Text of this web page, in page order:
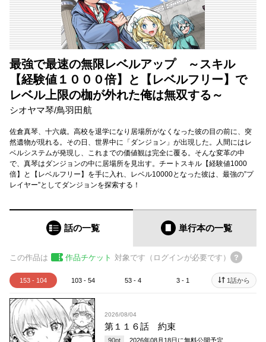
最強で最速の無限レベルアップ ～スキル
【経験値１０００倍】と【レベルフリー】で
レベル上限の枷が外れた俺は無双する～
シオヤマ琴/鳥羽田航
佐倉真琴、十六歳。高校を退学になり居場所がなくなった彼の目の前に、突
然遺物が現れる。その日、世界中に「ダンジョン」が出現した。人間にはレ
ベルシステムが発現し、これまでの価値観は完全に覆る。そんな変革の中
で、真琴はダンジョンの中に居場所を見出す。チートスキル【経験値1000
倍】と【レベルフリー】を手に入れ、レベル10000となった彼は、最強の”プ
レイヤー”としてダンジョンを探索する！
話の一覧 単行本の一覧
この作品は 作品チケット 対象です（ログインが必要です）
153 - 104 103 - 54 53 - 4 3 - 1 1話から
2026/08/04
第１１６話 約束
90pt 2026年08月18日 に無料公開予定